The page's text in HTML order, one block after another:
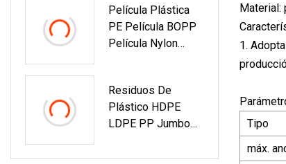
O Caja De
Papel/Copa/Bolsa/
Plato, Kfc,
Medicine Box
Folder
Gluer/Maquinaria
Película Plástica
PE Película BOPP
Película Nylon
Impresión De
Huecograbado
Residuos De
Plástico HDPE
LDPE PP Jumbo
Film Reciclaje
Material:
1.
Tipo
máx.